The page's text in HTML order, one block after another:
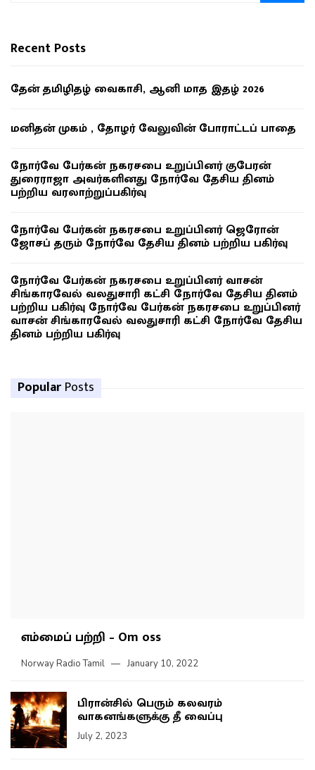
Recent Posts
தேன் தமிழிதழ் வைகாசி, ஆனி மாத இதழ் 2026
மனிதன் முகம் , தோழர் வேலுவின் போராட்டப் பாதை
நோர்வே பேர்கன் நகரசபை உறுப்பினர் குபேரன்
துரைராஜா அவர்களினது நோர்வே தேசிய தினம்
பற்றிய வரலாற்றுப்பகிர்வு
நோர்வே பேர்கன் நகரசபை உறுப்பினர் ஜெரோன்
ஜோசப் தரும் நோர்வே தேசிய தினம் பற்றிய பகிர்வு
நோர்வே பேர்கன் நகரசபை உறுப்பினர் வாசன்
சிங்காரவேல் வலதுசாரி கட்சி நோர்வே தேசிய தினம்
பற்றிய பகிர்வு நோர்வே பேர்கன் நகரசபை உறுப்பினர்
வாசன் சிங்காரவேல் வலதுசாரி கட்சி நோர்வே தேசிய
தினம் பற்றிய பகிர்வு
Popular Posts
எம்மைப் பற்றி – Om oss
Norway Radio Tamil January 10, 2022
பிரான்சில் பெரும் கலவரம்
வாகனங்களுக்கு தீ வைப்பு
July 2, 2023